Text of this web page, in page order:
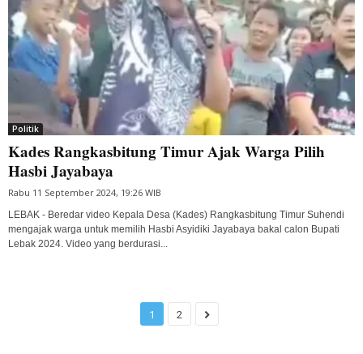
Politik
Kades Rangkasbitung Timur Ajak Warga Pilih
Hasbi Jayabaya
Rabu 11 September 2024, 19:26 WIB
LEBAK - Beredar video Kepala Desa (Kades) Rangkasbitung Timur Suhendi
mengajak warga untuk memilih Hasbi Asyidiki Jayabaya bakal calon Bupati
Lebak 2024. Video yang berdurasi...
1 2